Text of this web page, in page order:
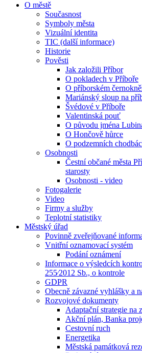
O městě
Současnost
Symboly města
Vizuální identita
TIC (další informace)
Historie
Pověsti
Jak založili Příbor
O pokladech v Příboře
O příborském
Mariánský sloup na
Švédové v Příboře
Valentinská pouť
O původu jména
O Hončově hůrce
O podzemních
Osobnosti
Čestní občané města
starosty
Osobnosti - video
Fotogalerie
Video
Firmy a služby
Teplotní statistiky
Městský úřad
Povinně zveřejňované
Vnitřní oznamovací systém
Podání oznámení
Informace o výsledcích
255⁄2012 Sb., o kontrole
GDPR
Obecně závazné vyhlášky a
Rozvojové dokumenty
Adaptační strategie na
Akční plán, Banka
Cestovní ruch
Energetika
Městská památková